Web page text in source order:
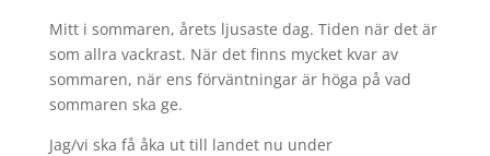
Mitt i sommaren, årets ljusaste dag. Tiden när det är
som allra vackrast. När det finns mycket kvar av
sommaren, när ens förväntningar är höga på vad
sommaren ska ge.
Jag/vi ska få åka ut till landet nu under